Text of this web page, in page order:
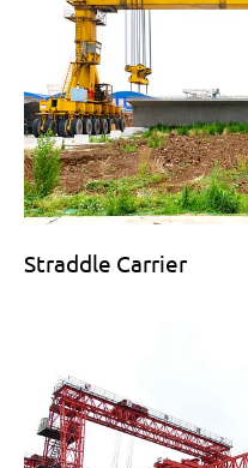
Straddle Carrier